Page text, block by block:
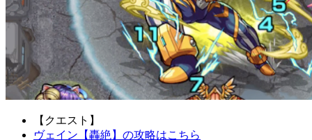
【クエスト】
ヴェイン【轟絶】の攻略はこちら